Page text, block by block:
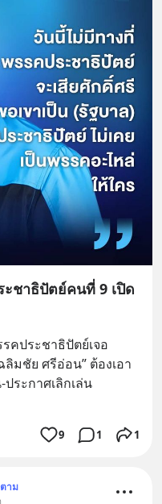
ชาธิปัตย์คนที่ 9 เปิด
คประชาธิปัตย์เจอ
ลิมชัย ศรีอ่อน” ต้องเอา
ระกาศเลิกเล่น
9 1 1
าม